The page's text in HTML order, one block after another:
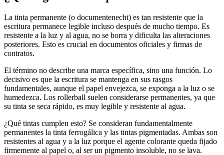
La tinta permanente (o documentenecht) es tan resistente que la
escritura permanece legible incluso después de mucho tiempo. Es
resistente a la luz y al agua, no se borra y dificulta las alteraciones
posteriores. Esto es crucial en documentos oficiales y firmas de
contratos.
El término no describe una marca específica, sino una función. Lo
decisivo es que la escritura se mantenga en sus rasgos
fundamentales, aunque el papel envejezca, se exponga a la luz o se
humedezca. Los rollerball suelen considerarse permanentes, ya que
su tinta se seca rápido, es muy legible y resistente al agua.
¿Qué tintas cumplen esto? Se consideran fundamentalmente
permanentes la tinta ferrogálica y las tintas pigmentadas. Ambas son
resistentes al agua y a la luz porque el agente colorante queda fijado
firmemente al papel o, al ser un pigmento insoluble, no se lava.